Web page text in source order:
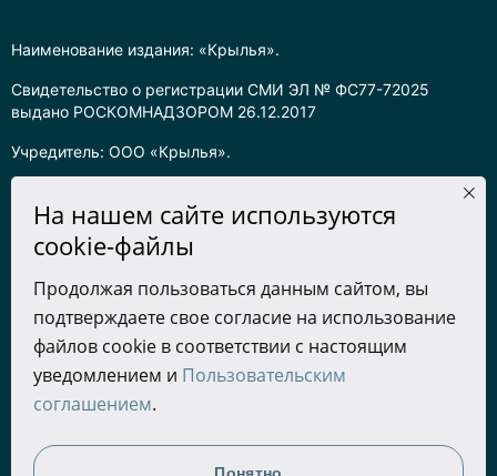
Наименование издания: «Крылья».
Свидетельство о регистрации СМИ ЭЛ № ФС77-72025
выдано РОСКОМНАДЗОРОМ 26.12.2017
Учредитель: ООО «Крылья».
Информация на сайте предназначена для лиц старше 16 лет.
защищены в соответствии с российским законодательством
об интеллектуальной собственности. Любое использование
текстовых, фото, аудио и видеоматериалов возможно только
с согласия правообладателя (ООО «Крылья») и при строгом
наличии ссылки на ресурс. Для сетевых ресурсов –
гиперссылка.
Разработка сайта
На нашем сайте используются
cookie-файлы
Продолжая пользоваться данным сайтом, вы
подтверждаете свое согласие на использование
файлов cookie в соответствии с настоящим
уведомлением и Пользовательским
соглашением.